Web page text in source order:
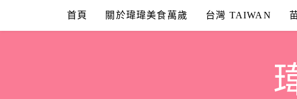
content
首頁 關於瑋瑋美食萬歲 台灣 TAIWAN